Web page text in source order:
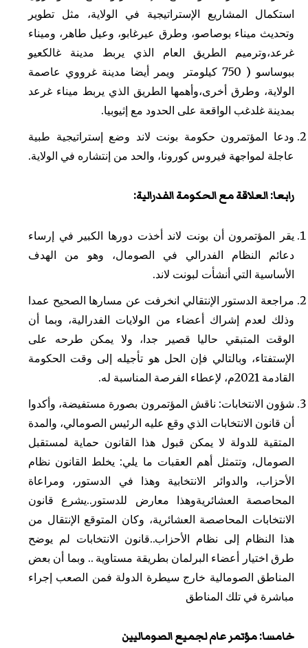
استكمال المشاريع الإستراتيجية في الولاية، مثل تطوير
وتحديث ميناء بوصاصو، وطرق عيرغابو، وعيل طاهر، وميناء
غرعد،وترميم الطريق العام الذي يربط مدينة غالكعيو
ببوساسو ( 750 كيلومتر ويمر أيضا مدينة غرووي عاصمة
الولاية، وطرق أخرى،وأهمها الطريق الذي يربط ميناء غرعد
بمدينة غلدغب الواقعة على الحدود مع إثيوبيا.
ودعا المؤتمرون حكومة بونت لاند وضع إستراتيجية طبية
عاجلة لمواجهة فيروس كورونا، والحد من إنتشاره في الولاية.
رابعا: العلاقة مع الحكومة الفدرالية:
يقر المؤتمرون أن بونت لاند أخذت دورها الكبير في إرساء
دعائم النظام الفدرالي في الصومال، وهو من الهدف
الأساسية التي أنشأت لبونت لاند.
مراجعة الدستور الإنتقالي انخرفت عن مسارها الصحيح عمدا
وذلك لعدم إشراك أعضاء من الولايات الفدرالية، وبما أن
الوقت المتبقي حاليا قصير جدا، ولا يمكن طرحه على
الإستفتاء، وبالتالي فإن الحل هو تأجيله إلى وقت الحكومة
القادمة 2021م، لإعطاء الفرصة المناسبة له.
شؤون الانتخابات: ناقش المؤتمرون بصورة مستفيضة، وأكدوا
أن قانون الانتخابات الذي وقع عليه الرئيس الصومالي، والمدة
المتقية للدولة لا يمكن قبول هذا القانون حماية لمستقبل
الصومال، وتتمثل أهم العقبات ما يلي: يخلط القانون نظام
الأحزاب، والدوائر الانتخابية وهذا في الدستور، ومراعاة
المحاصصة العشائريةوهذا معارض للدستور..يشرع قانون
الانتخابات المحاصصة العشائرية، وكان المتوقع الإنتقال من
هذا النظام إلى نظام الأحزاب..قانون الانتخابات لم يوضح
طرق اختيار أعضاء البرلمان بطريقة مستاوية .. وبما أن بعض
المناطق الصومالية خارج سيطرة الدولة فمن الصعب إجراء
مباشرة في تلك المناطق
خامسا: مؤتمر عام لجميع الصوماليين